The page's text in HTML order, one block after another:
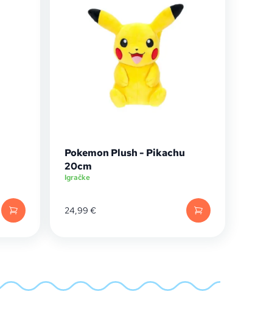
Pokemon Plush - Pikachu
20cm
Igračke
24,99 €